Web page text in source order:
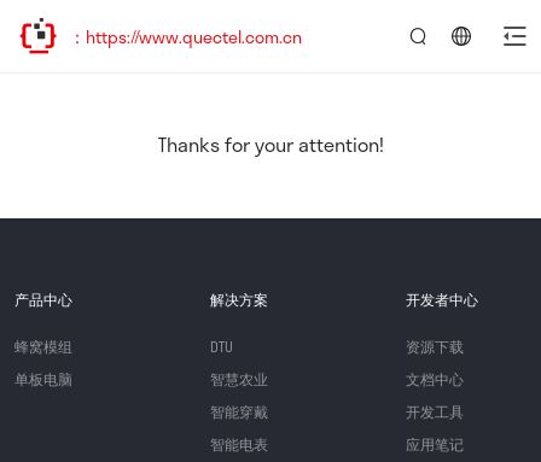
问新址：https://www.quectel.com.cn
Thanks for your attention!
产品中心
蜂窝模组
单板电脑
解决方案
DTU
智慧农业
智能穿戴
智能电表
开发者中心
资源下载
文档中心
开发工具
应用笔记